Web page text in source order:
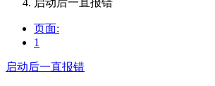
启动后一直报错
页面:
1
启动后一直报错